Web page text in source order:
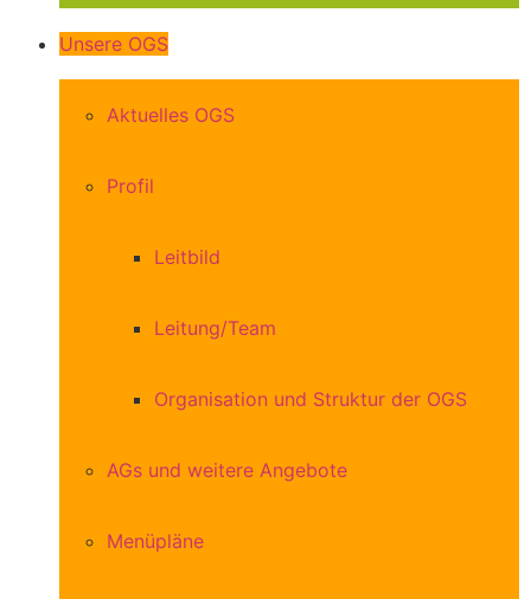
Unsere OGS
Aktuelles OGS
Profil
Leitbild
Leitung/Team
Organisation und Struktur der OGS
AGs und weitere Angebote
Menüpläne